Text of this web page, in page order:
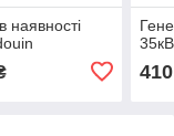
наявності